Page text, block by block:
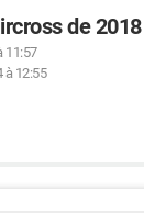
de 2018
11:57
à 12:55